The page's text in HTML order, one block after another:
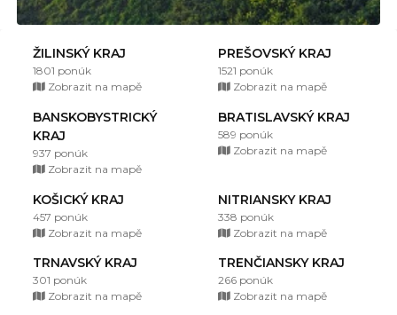
ŽILINSKÝ KRAJ
1801 ponúk
Zobrazit na mapě
PREŠOVSKÝ KRAJ
1521 ponúk
Zobrazit na mapě
BANSKOBYSTRICKÝ
KRAJ
937 ponúk
Zobrazit na mapě
BRATISLAVSKÝ KRAJ
589 ponúk
Zobrazit na mapě
KOŠICKÝ KRAJ
457 ponúk
Zobrazit na mapě
NITRIANSKY KRAJ
338 ponúk
Zobrazit na mapě
TRNAVSKÝ KRAJ
301 ponúk
Zobrazit na mapě
TRENČIANSKY KRAJ
266 ponúk
Zobrazit na mapě